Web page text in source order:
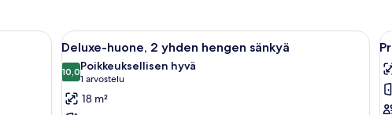
suuri sänky, televisio, lamppu ja koristeellinen seinäelementti.
Avaa
kaikki
huonetyypin
Deluxe-
huone,
Hotellihuone, jossa on kaksi sänkyä,
5
Deluxe-huone, 2 yhden hengen sänkyä
10,010,0 kautta 10
Poikkeuksellisen hyvä
1 arvostelu
(1
arvostelu)
18 m²